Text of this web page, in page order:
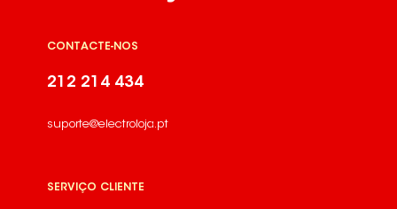
CONTACTE-NOS
212 214 434
suporte@electroloja.pt
SERVIÇO CLIENTE